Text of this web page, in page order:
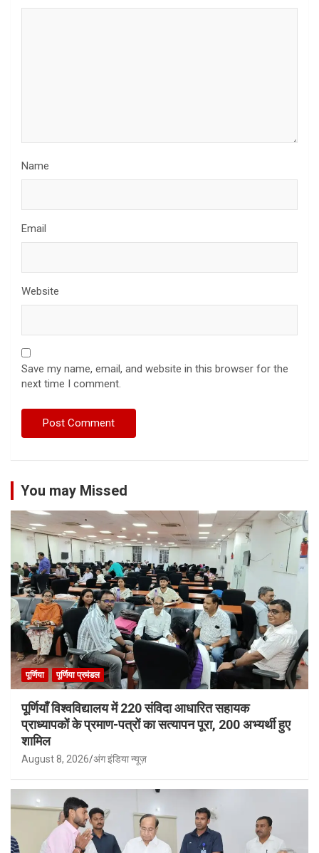
Name
Email
Website
Save my name, email, and website in this browser for the
next time I comment.
You may Missed
पूर्णिया पूर्णिया प्रमंडल
पूर्णियाँ विश्वविद्यालय में 220 संविदा आधारित सहायक
प्राध्यापकों के प्रमाण-पत्रों का सत्यापन पूरा, 200 अभ्यर्थी हुए
शामिल
August 8, 2026 अंग इंडिया न्यूज़